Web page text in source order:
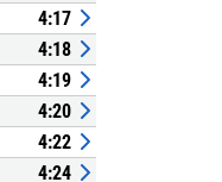
4:17
4:18
4:19
4:20
4:22
4:24